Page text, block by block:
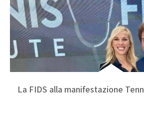
La FIDS alla manifestazione